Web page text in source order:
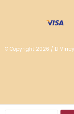
© Copyright 2026 / El Virrey